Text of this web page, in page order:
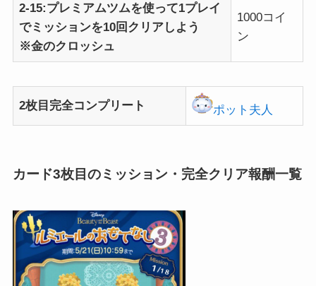
2-15:プレミアムツムを使って1プレイ
でミッションを10回クリアしよう
※金のクロッシュ
1000コイ
ン
2枚目完全コンプリート ポット夫人
カード3枚目のミッション・完全クリア報酬一覧